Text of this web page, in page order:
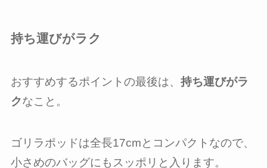
持ち運びがラク
おすすめするポイントの最後は、 持ち運びがラ
クなこと。
ゴリラポッドは全長17cmとコンパクトなので、
小さめのバッグにもスッポリと入ります。